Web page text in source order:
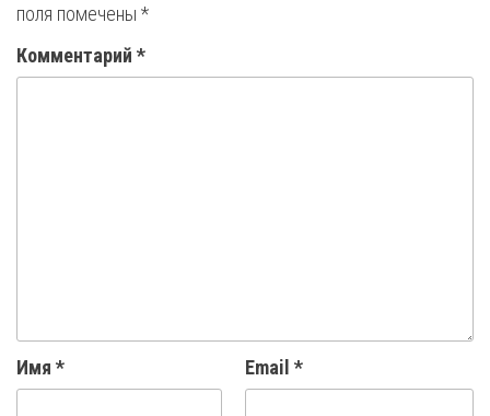
поля помечены *
Комментарий *
Имя * Email *